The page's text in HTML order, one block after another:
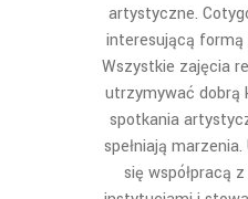
artystyczne.
interesującą formą
Wszystkie zajęcia
utrzymywać dobrą
spotkania
spełniają
się współpracą